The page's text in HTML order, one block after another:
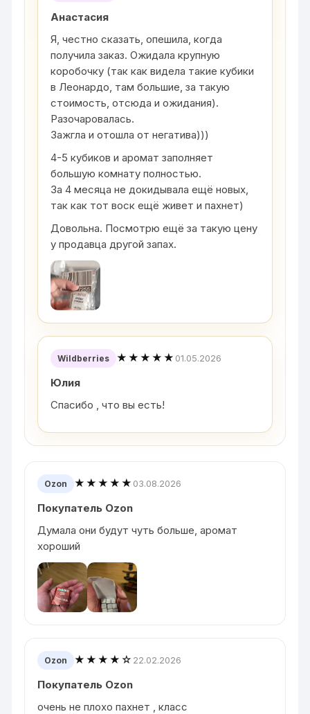
Анастасия
Я, честно сказать, опешила, когда
получила заказ. Ожидала крупную
коробочку (так как видела такие кубики
в Леонардо, там большие, за такую
стоимость, отсюда и ожидания).
Разочаровалась.
Зажгла и отошла от негатива)))
4-5 кубиков и аромат заполняет
большую комнату полностью.
За 4 месяца не докидывала ещё новых,
так как тот воск ещё живет и пахнет)
Довольна. Посмотрю ещё за такую цену
у продавца другой запах.
Wildberries ★★★★★ 01.05.2026
Юлия
Спасибо , что вы есть!
Ozon ★★★★★ 03.08.2026
Покупатель Ozon
Думала они будут чуть больше, аромат
хороший
Ozon ★★★★☆ 22.02.2026
Покупатель Ozon
очень не плохо пахнет , класс